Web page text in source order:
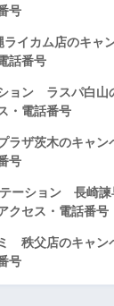
号
イカム店のキャ
話番号
ョン ラスパ白山
・電話番号
ザ茨木のキャン
号
ーション 長崎諫
クセス・電話番号
秩父店のキャン
号